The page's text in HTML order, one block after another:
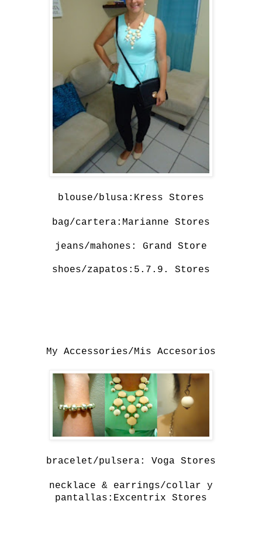
blouse/blusa:Kress Stores
bag/cartera: Marianne Stores
jeans/mahones: Grand Store
shoes/zapatos:5.7.9. Stores
My Accessories/Mis Accesorios
bracelet/pulsera: Voga Stores
necklace & earrings/collar y
pantallas:Excentrix Stores